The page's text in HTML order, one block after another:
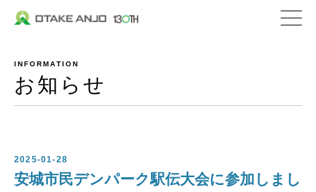
INFORMATION
お知らせ
2025-01-28
安城市民デンパーク駅伝大会に参加しまし